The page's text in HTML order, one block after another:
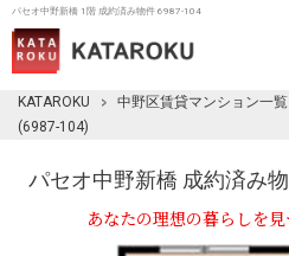
パセオ中野新橋 1階 成約済み物件 6987-104
KATAROKU 中野区賃貸マンション一覧
(6987-104)
パセオ中野新橋 成約済み
あなたの理想の暮らしを